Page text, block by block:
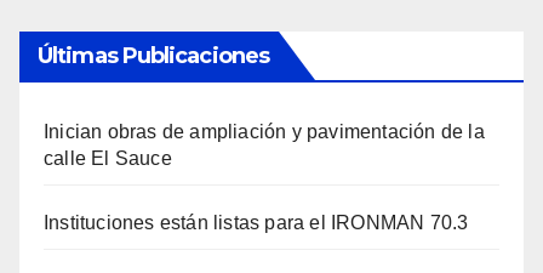
Últimas Publicaciones
Inician obras de ampliación y pavimentación de la
calle El Sauce
Instituciones están listas para el IRONMAN 70.3